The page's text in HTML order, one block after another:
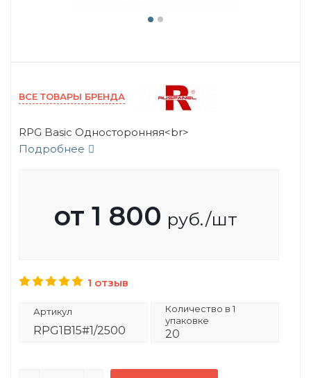
ВСЕ ТОВАРЫ БРЕНДА
RPG Basic Односторонняя<br>
Подробнее
от 1 800 руб./шт
1 отзыв
Артикул
RPG1B15#1/2500
Количество в 1
упаковке
20